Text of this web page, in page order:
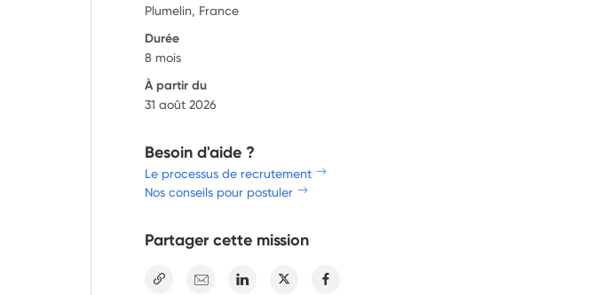
Plumelin, France
Durée
8 mois
À partir du
31 août 2026
Besoin d'aide ?
Le processus de recrutement
Nos conseils pour postuler
Partager cette mission
E-mail Linkedin Twitter